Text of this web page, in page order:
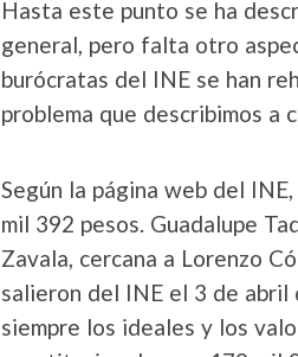
Hasta este punto se ha
general, pero falta otro
burócratas del INE se han
problema que describimos a
Según la página web del
mil 392 pesos. Guadalupe
Zavala, cercana a Lorenzo
salieron del INE el 3 de abril
siempre los ideales y los